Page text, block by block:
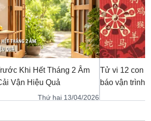
Khi Hết Tháng 2 Âm
Vận Hiệu Quả
Thứ hai 13/04/2026
Tử vi 12 con
báo vận trình,